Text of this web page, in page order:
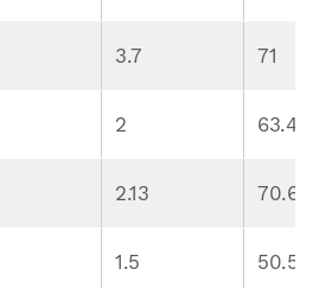
3.7 71
2 63.4
2.13 70.6
1.5 50.5